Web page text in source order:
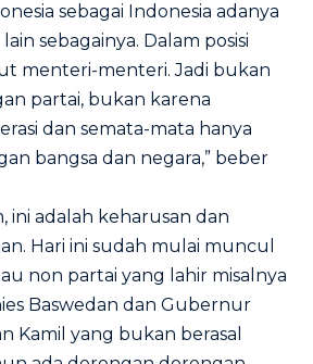
sebagai Indonesia adanya
sebagainya. Dalam posisi
menteri-menteri. Jadi bukan
partai, bukan karena
dan semata-mata hanya
bangsa dan negara,” beber
ini adalah keharusan dan
Hari ini sudah mulai muncul
non partai yang lahir misalnya
Baswedan dan Gubernur
Kamil yang bukan berasal